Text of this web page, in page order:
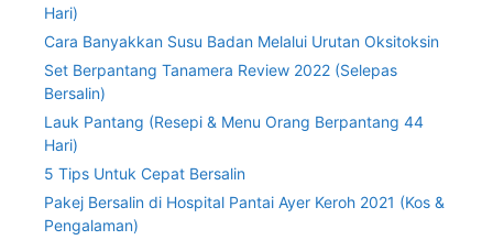
Hari)
Cara Banyakkan Susu Badan Melalui Urutan Oksitoksin
Set Berpantang Tanamera Review 2022 (Selepas
Bersalin)
Lauk Pantang (Resepi & Menu Orang Berpantang 44
Hari)
5 Tips Untuk Cepat Bersalin
Pakej Bersalin di Hospital Pantai Ayer Keroh 2021 (Kos &
Pengalaman)